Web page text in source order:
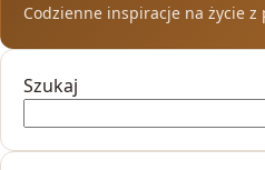
Codzienne inspiracje na życie z
Szukaj